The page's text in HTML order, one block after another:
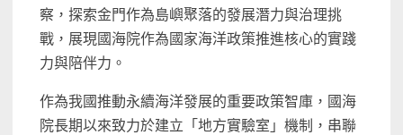
察，探索金門作為島嶼聚落的發展潛力與治理挑
戰，展現國海院作為國家海洋政策推進核心的實踐
力與陪伴力。
作為我國推動永續海洋發展的重要政策智庫，國海
院長期以來致力於建立「地方實驗室」機制，串聯